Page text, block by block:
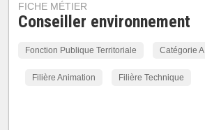
FICHE MÉTIER
Conseiller environnement
Fonction Publique Territoriale Catégorie A
Filière Animation Filière Technique